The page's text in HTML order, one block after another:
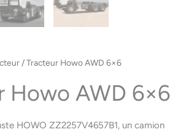
/ Tracteur Howo AWD 6×6
Howo AWD 6×6
HOWO ZZ2257V4657B1, un camion